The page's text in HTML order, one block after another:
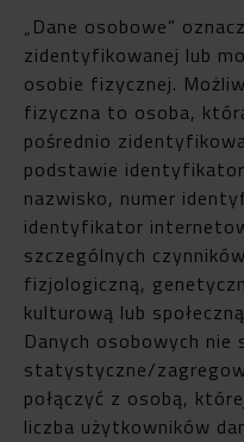
„Dane osobowe”
zidentyfikowanej lub
osobie fizycznej.
fizyczna to osoba,
pośrednio
podstawie
nazwisko, numer
identyfikator
szczególnych
fizjologiczną,
kulturową lub
Danych osobowych
statystyczne/
połączyć z osobą,
liczba użytkowników